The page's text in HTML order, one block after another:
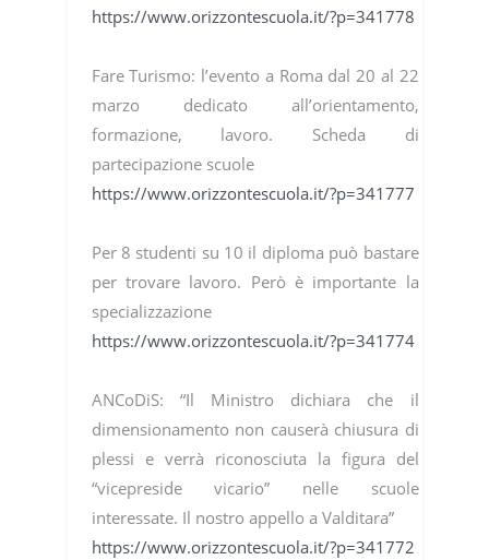
https://www.orizzontescuola.it/?p=341778
Fare Turismo: l’evento a Roma dal 20 al 22
marzo dedicato all’orientamento,
formazione, lavoro. Scheda di
partecipazione scuole
https://www.orizzontescuola.it/?p=341777
Per 8 studenti su 10 il diploma può bastare
per trovare lavoro. Però è importante la
specializzazione
https://www.orizzontescuola.it/?p=341774
ANCoDiS: “Il Ministro dichiara che il
dimensionamento non causerà chiusura di
plessi e verrà riconosciuta la figura del
“vicepreside vicario” nelle scuole
interessate. Il nostro appello a Valditara”
https://www.orizzontescuola.it/?p=341772